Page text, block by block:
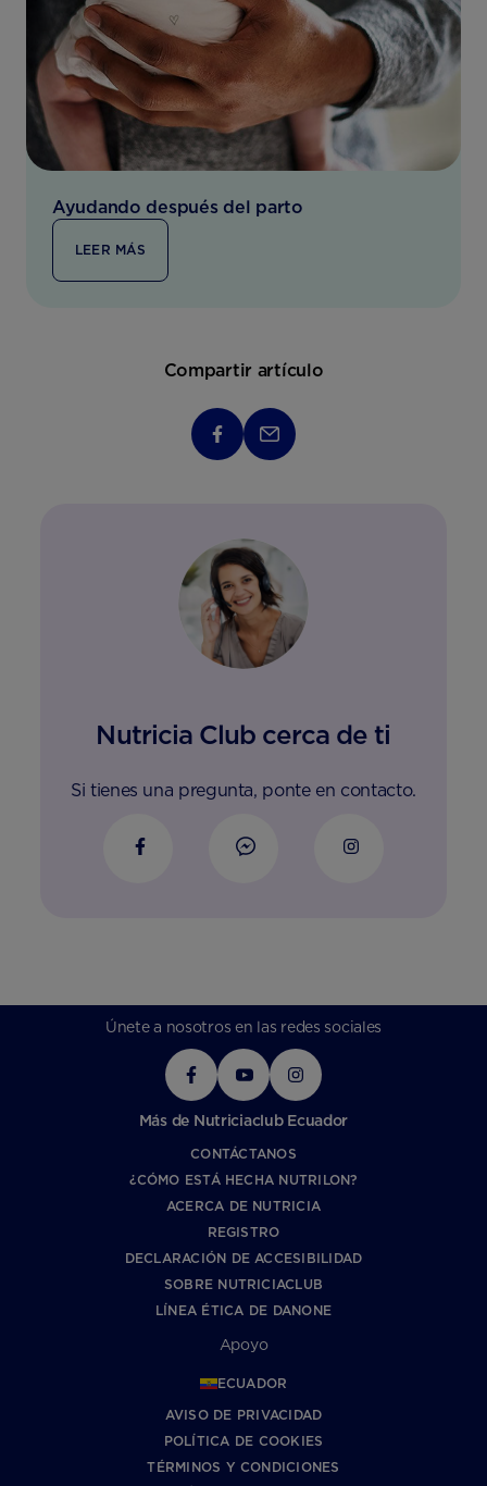
Ayudando después del parto
LEER MÁS
Compartir artículo
Nutricia Club cerca de ti
Si tienes una pregunta, ponte en contacto.
Únete a nosotros en las redes sociales
Más de Nutriciaclub Ecuador
CONTÁCTANOS
¿CÓMO ESTÁ HECHA NUTRILON?
ACERCA DE NUTRICIA
REGISTRO
DECLARACIÓN DE ACCESIBILIDAD
SOBRE NUTRICIACLUB
LÍNEA ÉTICA DE DANONE
Apoyo
ECUADOR
AVISO DE PRIVACIDAD
POLÍTICA DE COOKIES
TÉRMINOS Y CONDICIONES